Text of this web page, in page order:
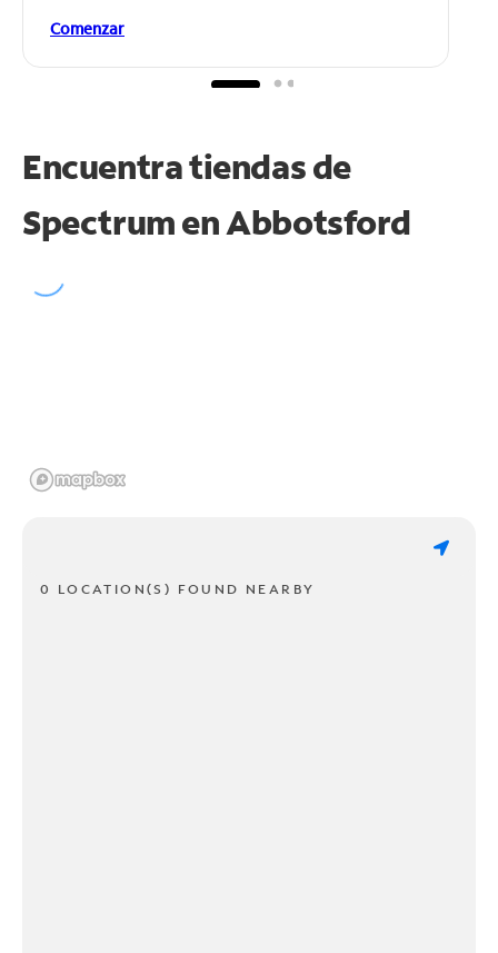
Comenzar
Encuentra tiendas de
Spectrum enAbbotsford
0 LOCATION(S) FOUND NEARBY